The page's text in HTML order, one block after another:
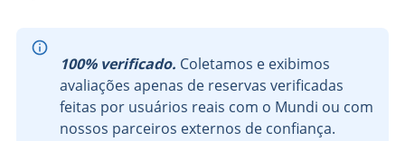
100% verificado. Coletamos e exibimos
avaliações apenas de reservas verificadas
feitas por usuários reais com o Mundi ou com
nossos parceiros externos de confiança.